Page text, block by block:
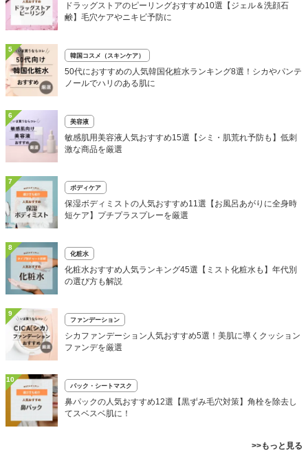
ドラッグストアのピーリングおすすめ10選【ジェル＆洗顔石
鹸】毛穴ケアやニキビ予防に
5
韓国コスメ（スキンケア）
50代におすすめの人気韓国化粧水ランキング8選！シカやパンテ
ノールでハリのある肌に
6
美容液
敏感肌用美容液人気おすすめ15選【シミ・肌荒れ予防も】低刺
激な商品を厳選
7
ボディケア
保湿ボディミストの人気おすすめ11選【お風呂あがりに全身時
短ケア】プチプラスプレーを厳選
8
化粧水
化粧水おすすめ人気ランキング45選【ミスト化粧水も】年代別
の選び方も解説
9
ファンデーション
シカファンデーション人気おすすめ5選！美肌に導くクッション
ファンデを厳選
10
パック・シートマスク
鼻パックの人気おすすめ12選【黒ずみ毛穴対策】角栓を除去し
てスベスベ肌に！
>>もっと見る